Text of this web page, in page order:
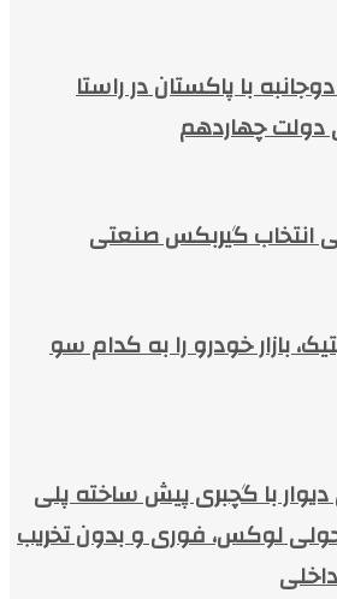
با پاکستان در راستا
چهاردهم
انتخاب گیربکس صنعتی
بازار خودرو را به کدام سو
با گچبری پیش ساخته پلی
لوکس، فوری و بدون تخریب